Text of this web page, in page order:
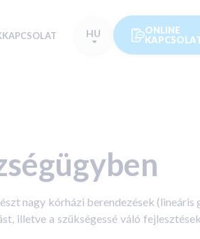
KAPCSOLAT HU
ONLINE
nagy kórházi berendezések (lineáris
illetve a szükségessé váló